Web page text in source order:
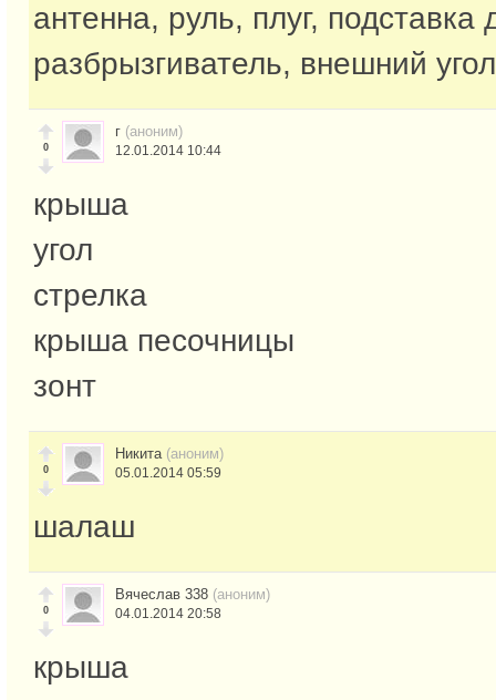
антенна, руль, плуг, подставка
разбрызгиватель, внешний
0
г (аноним)
12.01.2014 10:44
крыша
угол
стрелка
крыша песочницы
зонт
0
Никита (аноним)
05.01.2014 05:59
шалаш
0
Вячеслав 338 (аноним)
04.01.2014 20:58
крыша